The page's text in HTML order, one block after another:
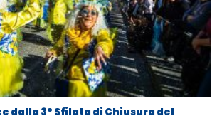
dalla 3° Sfilata di Chiusura del